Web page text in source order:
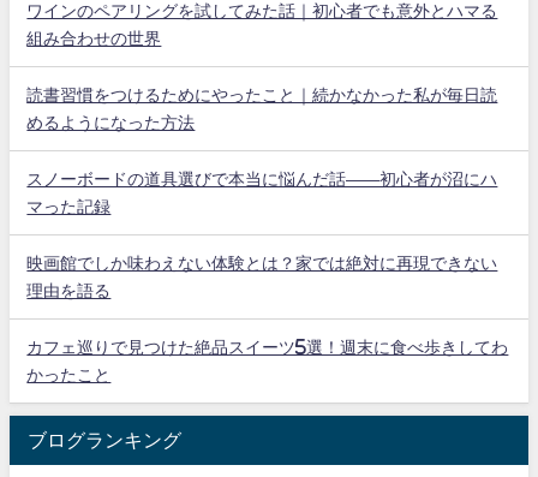
ワインのペアリングを試してみた話｜初心者でも意外とハマる
組み合わせの世界
読書習慣をつけるためにやったこと｜続かなかった私が毎日読
めるようになった方法
スノーボードの道具選びで本当に悩んだ話——初心者が沼にハ
マった記録
映画館でしか味わえない体験とは？家では絶対に再現できない
理由を語る
カフェ巡りで見つけた絶品スイーツ5選！週末に食べ歩きしてわ
かったこと
ブログランキング